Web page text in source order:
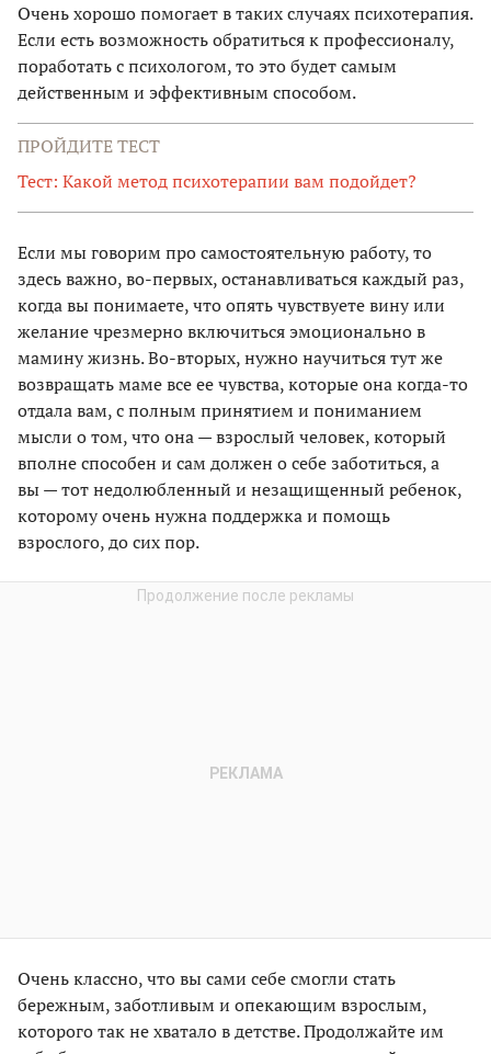
Очень хорошо помогает в таких случаях психотерапия.
Если есть возможность обратиться к профессионалу,
поработать с психологом, то это будет самым
действенным и эффективным способом.
ПРОЙДИТЕ ТЕСТ
Тест: Какой метод психотерапии вам подойдет?
Если мы говорим про самостоятельную работу, то
здесь важно, во-первых, останавливаться каждый раз,
когда вы понимаете, что опять чувствуете вину или
желание чрезмерно включиться эмоционально в
мамину жизнь. Во-вторых, нужно научиться тут же
возвращать маме все ее чувства, которые она когда-то
отдала вам, с полным принятием и пониманием
мысли о том, что она — взрослый человек, который
вполне способен и сам должен о себе заботиться, а
вы — тот недолюбленный и незащищенный ребенок,
которому очень нужна поддержка и помощь
взрослого, до сих пор.
Очень классно, что вы сами себе смогли стать
бережным, заботливым и опекающим взрослым,
которого так не хватало в детстве. Продолжайте им